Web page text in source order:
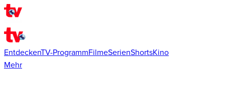
EntdeckenTV-ProgrammFilmeSerienShortsKino
Mehr